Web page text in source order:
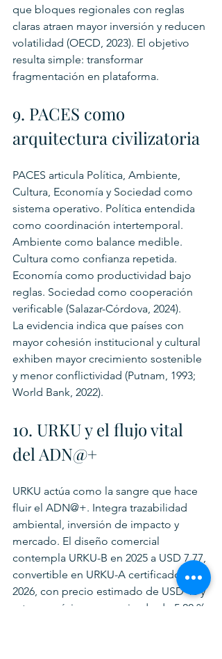
que bloques regionales con reglas
claras atraen mayor inversión y reducen
volatilidad (OECD, 2023). El objetivo
resulta simple: transformar
fragmentación en plataforma.
9. PACES como
arquitectura civilizatoria
PACES articula Política, Ambiente,
Cultura, Economía y Sociedad como
sistema operativo. Política entendida
como coordinación intertemporal.
Ambiente como balance medible.
Cultura como confianza repetida.
Economía como productividad bajo
reglas. Sociedad como cooperación
verificable (Salazar-Córdova, 2024).
La evidencia indica que países con
mayor cohesión institucional y cultural
exhiben mayor crecimiento sostenible
y menor conflictividad (Putnam, 1993;
World Bank, 2022).
10. URKU y el flujo vital
del ADN@+
URKU actúa como la sangre que hace
fluir el ADN@+. Integra trazabilidad
ambiental, inversión de impacto y
mercado. El diseño comercial
contempla URKU-B en 2025 a USD 7,77,
convertible en URKU-A certificado en
2026, con precio estimado de USD 40 y
retorno mínimo comunicado de 5,22 %